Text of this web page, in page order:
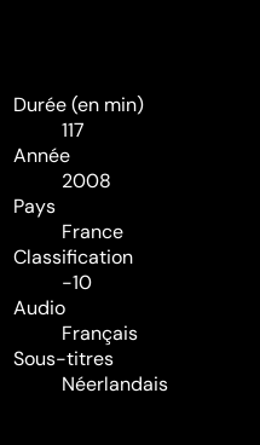
Durée (en min)
117
Année
2008
Pays
France
Classification
-10
Audio
Français
Sous-titres
Néerlandais